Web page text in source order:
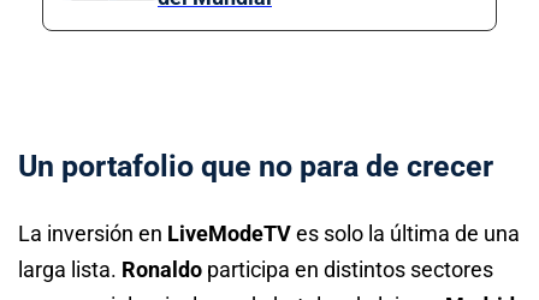
Un portafolio que no para de crecer
La inversión en LiveModeTVes solo la última de una
larga lista. Ronaldo participa en distintos sectores